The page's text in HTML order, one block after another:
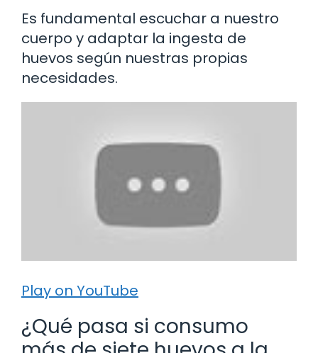
Es fundamental escuchar a nuestro
cuerpo y adaptar la ingesta de
huevos según nuestras propias
necesidades.
Play on YouTube
¿Qué pasa si consumo